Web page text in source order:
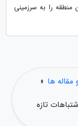
را به سرزمینی
مقاله ها »
تازه